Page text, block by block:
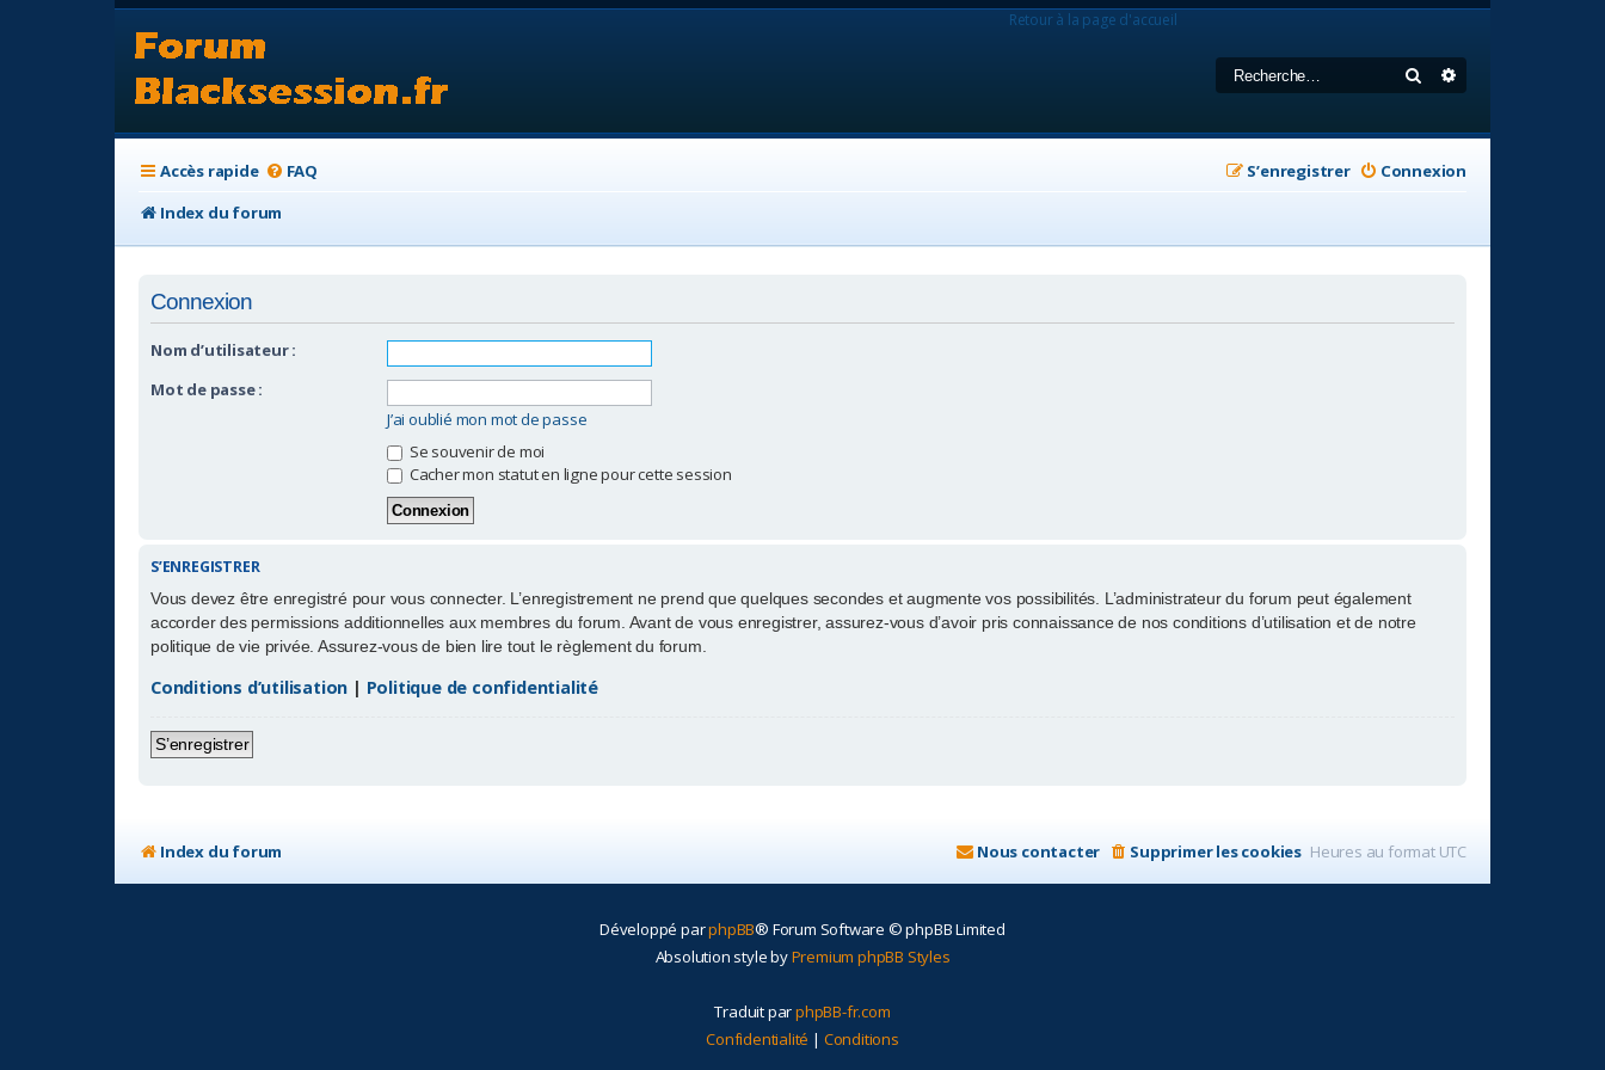
Rechercher
Retour à la page d'accueil
Accès rapide FAQ Connexion
S’enregistrer
Index du forum
Connexion
Nom d’utilisateur :
Mot de passe :
J’ai oublié mon mot de passe
Se souvenir de moi
Cacher mon statut en ligne pour cette session
S’ENREGISTRER
Vous devez être enregistré pour vous connecter. L’enregistrement ne prend que quelques secondes et augmente vos possibilités. L’administrateur du forum peut également
accorder des permissions additionnelles aux membres du forum. Avant de vous enregistrer, assurez-vous d’avoir pris connaissance de nos conditions d’utilisation et de notre
politique de vie privée. Assurez-vous de bien lire tout le règlement du forum.
Conditions d’utilisation | Politique de confidentialité
S’enregistrer
Index du forum Heures au format UTC
Supprimer les cookies
Nous contacter
Développé parphpBB® Forum Software © phpBB Limited
Absolution style byPremium phpBB Styles
Traduit parphpBB-fr.com
Confidentialité | Conditions